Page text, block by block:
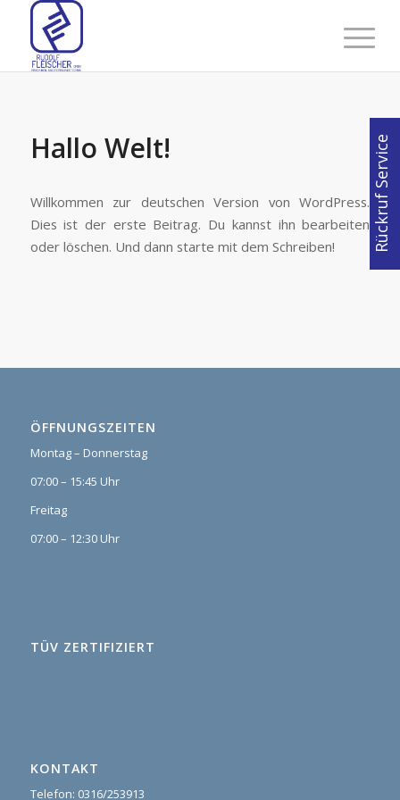
Hallo Welt!
Willkommen zur deutschen Version von WordPress.
Dies ist der erste Beitrag. Du kannst ihn bearbeiten
oder löschen. Und dann starte mit dem Schreiben!
ÖFFNUNGSZEITEN
Montag – Donnerstag
07:00 – 15:45 Uhr
Freitag
07:00 – 12:30 Uhr
TÜV ZERTIFIZIERT
KONTAKT
Telefon: 0316/253913
Rückruf Service